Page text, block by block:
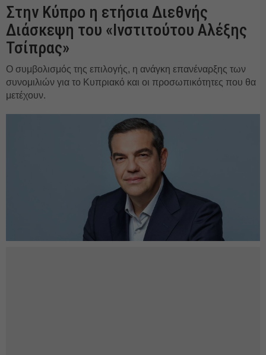
Στην Κύπρο η ετήσια Διεθνής
Διάσκεψη του «Ινστιτούτου Αλέξης
Τσίπρας»
Ο συμβολισμός της επιλογής, η ανάγκη επανέναρξης των
συνομιλιών για το Κυπριακό και οι προσωπικότητες που θα
μετέχουν.